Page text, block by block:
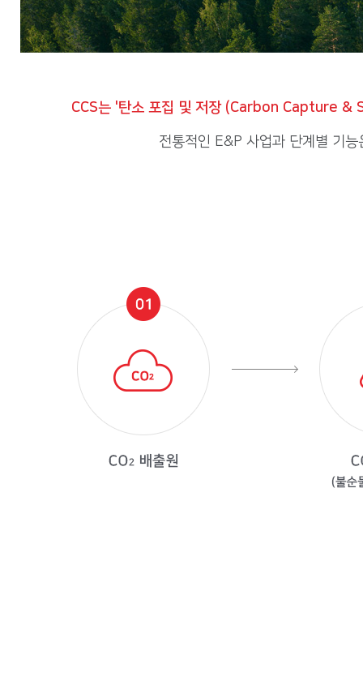
CCS는 '탄소 포집 및 저장 (Carbon Capture
전통적인 E&P 사업과 단계별 기